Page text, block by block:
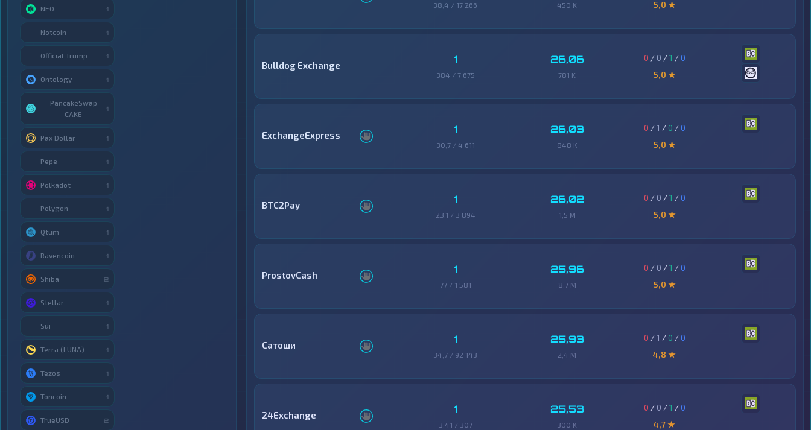
38,4 / 17 266 450 K
5,0 ★
Bulldog Exchange 1
384 / 7 675
26,06
781 K
0 / 0 /1 /0
5,0 ★
ExchangeExpress 1
30,7 / 4 611
26,03
848 K
0 /1 / 0 /0
5,0 ★
BTC2Pay 1
23,1 / 3 894
26,02
1,5 M
0 / 0 /1 /0
5,0 ★
ProstovCash 1
77 / 1 581
25,96
8,7 M
0 / 0 /1 /0
5,0 ★
Сатоши 1
34,7 / 92 143
25,93
2,4 M
0 /1 / 0 /0
4,8 ★
24Exchange 1
3,41 / 307
25,53
300 K
0 / 0 /1 /0
4,7 ★
NEO 1
Notcoin 1
Official Trump 1
Ontology 1
PancakeSwap
CAKE
1
Pax Dollar 1
Pepe 1
Polkadot 1
Polygon 1
Qtum 1
Ravencoin 1
Shiba 2
Stellar 1
Sui 1
Terra (LUNA) 1
Tezos 1
Toncoin 1
TrueUSD 2